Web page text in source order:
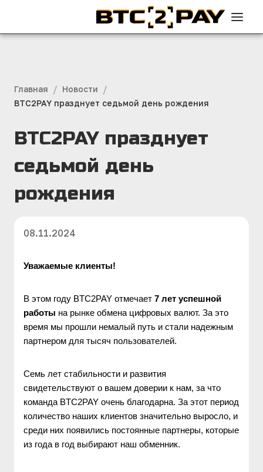
Главная / Новости /
BTC2PAY празднует седьмой день рождения
BTC2PAY празднует
седьмой день
рождения
08.11.2024
Уважаемые клиенты!
В этом году BTC2PAY отмечает 7 лет успешной
работы на рынке обмена цифровых валют. За это
время мы прошли немалый путь и стали надежным
партнером для тысяч пользователей.
Семь лет стабильности и развития
свидетельствуют о вашем доверии к нам, за что
команда BTC2PAY очень благодарна. За этот период
количество наших клиентов значительно выросло, и
среди них появились постоянные партнеры, которые
из года в год выбирают наш обменник.